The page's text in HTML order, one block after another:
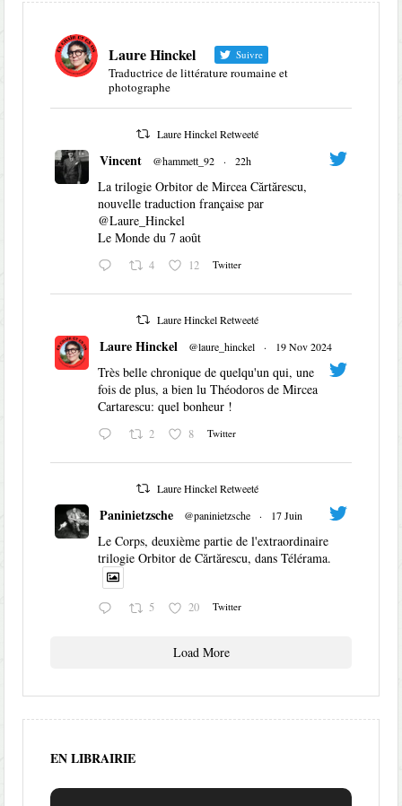
Laure Hinckel Suivre
Traductrice de littérature roumaine et
photographe
Laure Hinckel Retweeté
Vincent @hammett_92 · 22h
La trilogie Orbitor de Mircea Cărtărescu,
nouvelle traduction française par
@Laure_Hinckel
Le Monde du 7 août
4 12 Twitter
Laure Hinckel Retweeté
Laure Hinckel @laure_hinckel · 19 Nov 2024
Très belle chronique de quelqu'un qui, une
fois de plus, a bien lu Théodoros de Mircea
Cartarescu: quel bonheur !
2 8 Twitter
Laure Hinckel Retweeté
Paninietzsche @paninietzsche · 17 Juin
Le Corps, deuxième partie de l'extraordinaire
trilogie Orbitor de Cărtărescu, dans Télérama.
5 20 Twitter
Load More
EN LIBRAIRIE